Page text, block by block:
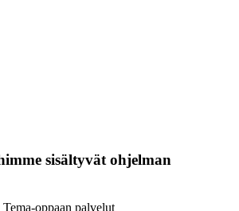
sisältyvät ohjelman
oppaan palvelut